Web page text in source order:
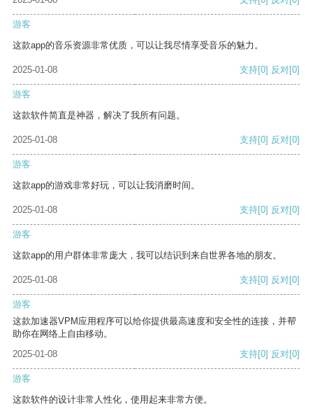
游客
这款app的音乐资源非常优质，可以让我尽情享受音乐的魅力。
2025-01-08 支持[0] 反对[0]
游客
这款软件简直是神器，解决了我所有问题。
2025-01-08 支持[0] 反对[0]
游客
这款app的游戏非常好玩，可以让我消磨时间。
2025-01-08 支持[0] 反对[0]
游客
这款app的用户群体非常庞大，我可以结识到来自世界各地的朋友。
2025-01-08 支持[0] 反对[0]
游客
这款加速器VPM应用程序可以给你提供最高速度和安全性的连接，并帮
助你在网络上自由移动。
2025-01-08
支持[0] 反对[0]
游客
这款软件的设计非常人性化，使用起来非常方便。